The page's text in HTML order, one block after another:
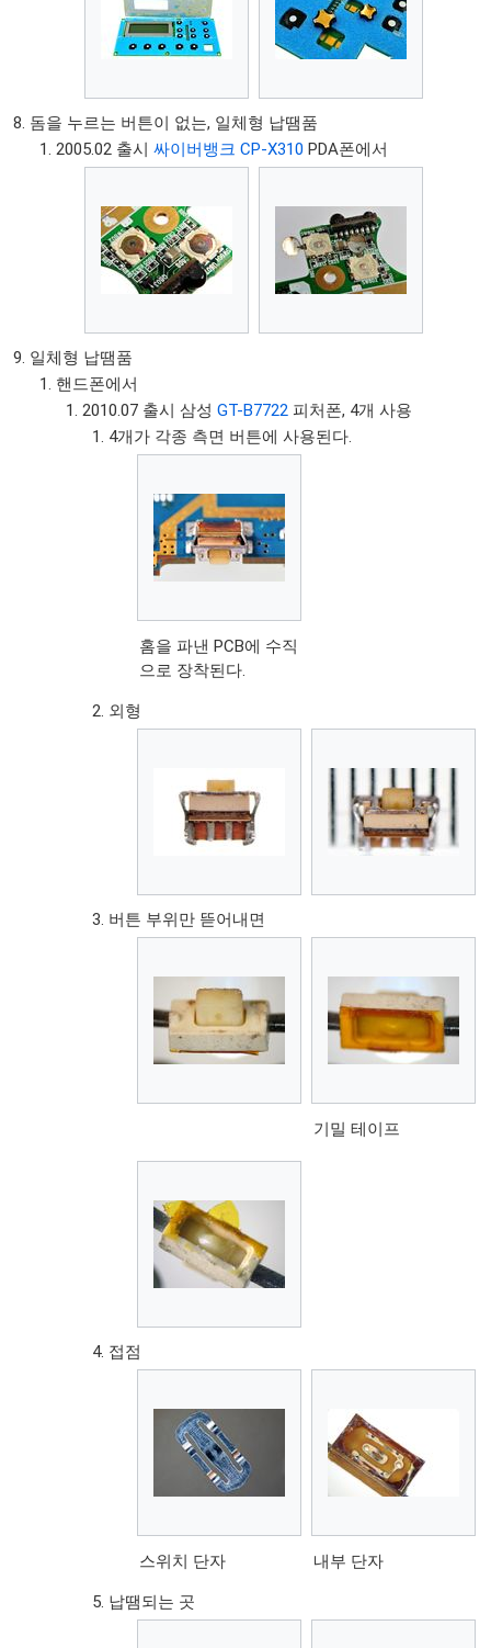
돔을 누르는 버튼이 없는, 일체형 납땜품
2005.02 출시싸이버뱅크 CP-X310 PDA폰에서
일체형 납땜품
핸드폰에서
2010.07 출시 삼성GT-B7722 피처폰, 4개 사용
4개가 각종 측면 버튼에 사용된다.
홈을 파낸 PCB에 수직
으로 장착된다.
외형
버튼 부위만 뜯어내면
기밀 테이프
접점
스위치 단자 내부 단자
납땜되는 곳